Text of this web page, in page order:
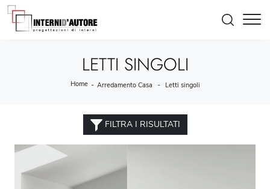
LETTI SINGOLI
Home - Arredamento Casa - Letti singoli
FILTRA I RISULTATI